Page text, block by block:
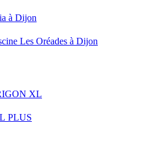
à Dijon
Les Oréades à Dijon
XL
PLUS